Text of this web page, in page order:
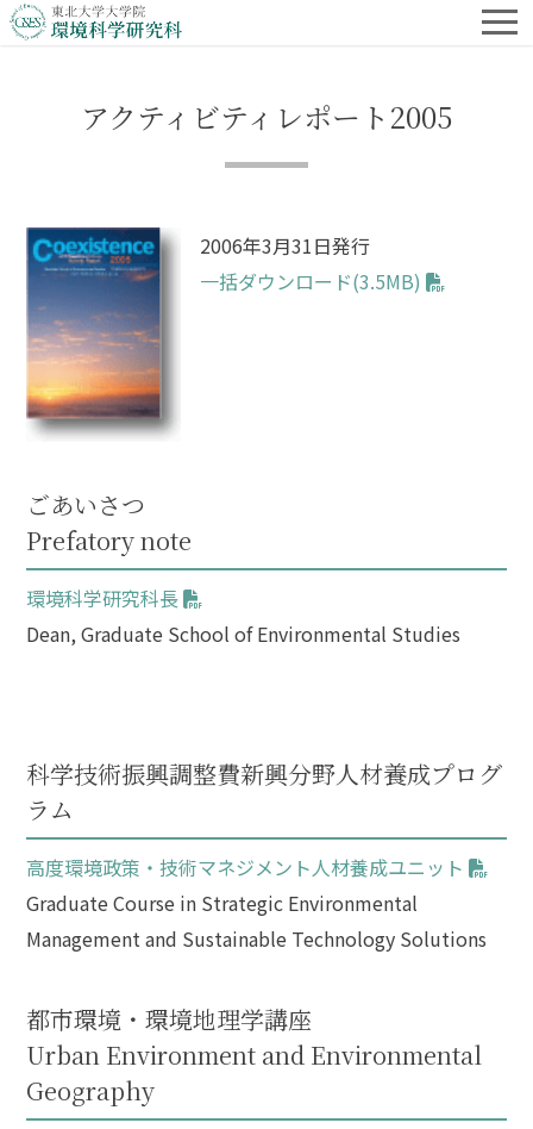
アクティビティレポート2005
2006年3月31日発行
一括ダウンロード(3.5MB)
ごあいさつ
Prefatory note
環境科学研究科長
Dean, Graduate School of Environmental Studies
科学技術振興調整費新興分野人材養成プログ
ラム
高度環境政策・技術マネジメント人材養成ユニット
Graduate Course in Strategic Environmental
Management and Sustainable Technology Solutions
都市環境・環境地理学講座
Urban Environment and Environmental
Geography